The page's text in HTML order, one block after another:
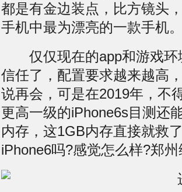
都是有金边装点，比方镜头
手机中最为漂亮的一款手机。
仅仅现在的app和游戏环
信任了，配置要求越来越高
说再会，可是在2019年，不
更高一级的iPhone6s目测还
内存，这1GB内存直接就救
iPhone6吗?感觉怎么样?郑